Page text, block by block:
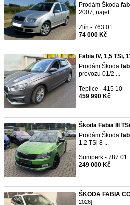
Prodám Škoda
2007, najet ...
Zlín - 763 01
74 000 Kč
Fabia IV, 1,5 TSi,
Prodám Škoda
provozu 01/2 ...
Teplice - 415 10
459 990 Kč
Škoda Fabia III
Prodám Škoda
1.2 TSi 8 ...
Šumperk - 787 01
249 000 Kč
ŠKODA FABIA
2026]